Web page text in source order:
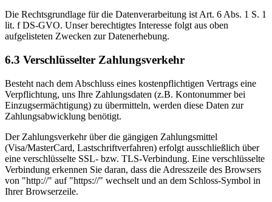
Die Rechtsgrundlage für die Datenverarbeitung ist Art. 6 Abs. 1 S. 1
lit. f DS-GVO. Unser berechtigtes Interesse folgt aus oben
aufgelisteten Zwecken zur Datenerhebung.
6.3 Verschlüsselter Zahlungsverkehr
Besteht nach dem Abschluss eines kostenpflichtigen Vertrags eine
Verpflichtung, uns Ihre Zahlungsdaten (z.B. Kontonummer bei
Einzugsermächtigung) zu übermitteln, werden diese Daten zur
Zahlungsabwicklung benötigt.
Der Zahlungsverkehr über die gängigen Zahlungsmittel
(Visa/MasterCard, Lastschriftverfahren) erfolgt ausschließlich über
eine verschlüsselte SSL- bzw. TLS-Verbindung. Eine verschlüsselte
Verbindung erkennen Sie daran, dass die Adresszeile des Browsers
von "http://" auf "https://" wechselt und an dem Schloss-Symbol in
Ihrer Browserzeile.